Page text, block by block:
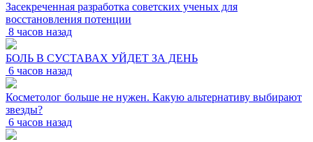
Засекреченная разработка советских ученых для
восстановления потенции
8 часов назад
БОЛЬ В СУСТАВАХ УЙДЕТ ЗА ДЕНЬ
6 часов назад
Косметолог больше не нужен. Какую альтернативу выбирают
звезды?
6 часов назад